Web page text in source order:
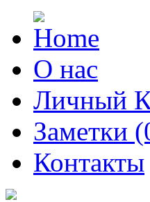
О нас
Личный
Заметки
Контакты